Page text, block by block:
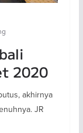
2020
akhirnya
JR